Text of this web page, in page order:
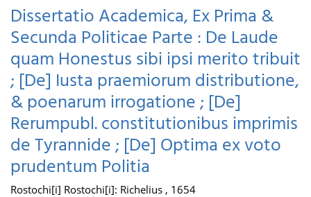
Dissertatio Academica, Ex Prima &
Secunda Politicae Parte : De Laude
quam Honestus sibi ipsi merito tribuit
; [De] Iusta praemiorum distributione,
& poenarum irrogatione ; [De]
Rerumpubl. constitutionibus imprimis
de Tyrannide ; [De] Optima ex voto
prudentum Politia
Rostochi[i] Rostochi[i]: Richelius , 1654